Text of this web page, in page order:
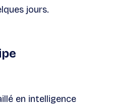
jours.
en intelligence